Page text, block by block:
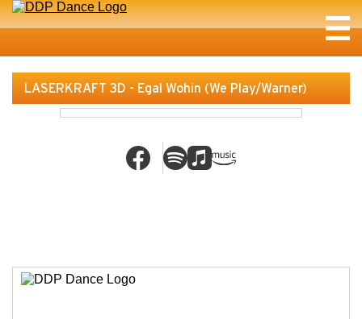
LASERKRAFT 3D - Egal Wohin (We Play/Warner)